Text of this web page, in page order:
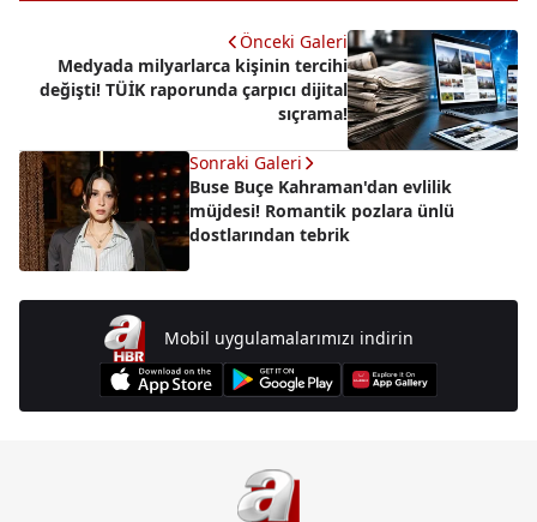
Önceki Galeri
Medyada milyarlarca kişinin tercihi
değişti! TÜİK raporunda çarpıcı dijital
sıçrama!
Sonraki Galeri
Buse Buçe Kahraman'dan evlilik
müjdesi! Romantik pozlara ünlü
dostlarından tebrik
Mobil uygulamalarımızı indirin